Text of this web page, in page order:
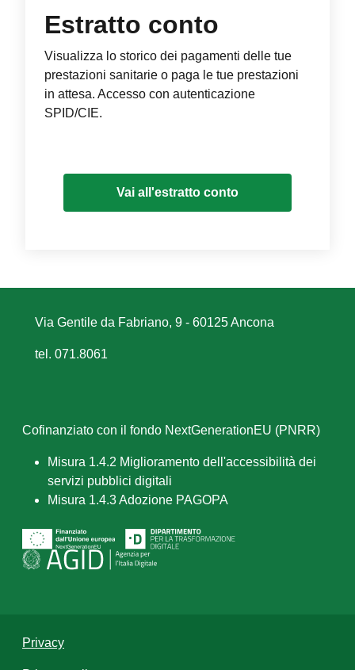
Estratto conto
Visualizza lo storico dei pagamenti delle tue
prestazioni sanitarie o paga le tue prestazioni
in attesa. Accesso con autenticazione
SPID/CIE.
Vai all'estratto conto
Via Gentile da Fabriano, 9 - 60125 Ancona
tel. 071.8061
Cofinanziato con il fondo NextGenerationEU (PNRR)
Misura 1.4.2 Miglioramento dell'accessibilità dei
servizi pubblici digitali
Misura 1.4.3 Adozione PAGOPA
Privacy